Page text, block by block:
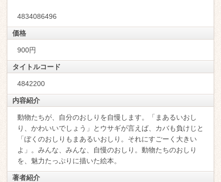
4834086496
価格
900円
タイトルコード
4842200
内容紹介
動物たちが、自分のおしりを自慢します。「まあるいおし
り、かわいいでしょう」とウサギが言えば、カバも負けじと
「ぼくのおしりもまあるいおしり。それにすごーく大きい
よ」。みんな、みんな、自慢のおしり。動物たちのおしり
を、魅力たっぷりに描いた絵本。
著者紹介